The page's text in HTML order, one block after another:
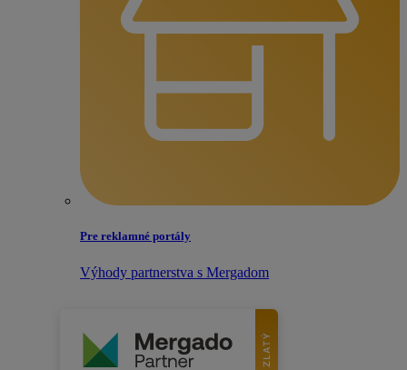
Pre reklamné portály
Výhody partnerstva s Mergadom